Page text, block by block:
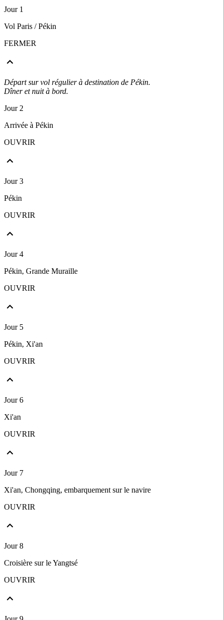
Jour 1
Vol Paris / Pékin
FERMER
Départ sur vol régulier à destination de Pékin.
Dîner et nuit à bord.
Jour 2
Arrivée à Pékin
OUVRIR
Jour 3
Pékin
OUVRIR
Jour 4
Pékin, Grande Muraille
OUVRIR
Jour 5
Pékin, Xi'an
OUVRIR
Jour 6
Xi'an
OUVRIR
Jour 7
Xi'an, Chongqing, embarquement sur le navire
OUVRIR
Jour 8
Croisière sur le Yangtsé
OUVRIR